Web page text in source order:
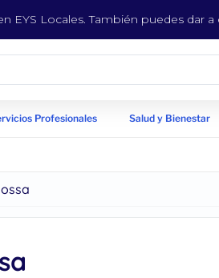
EYS Locales. También puedes dar
Profesionales Salud y Bienestar